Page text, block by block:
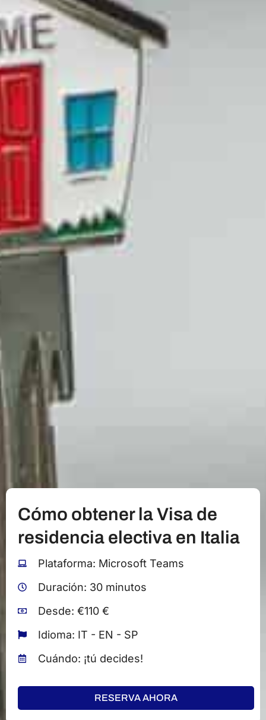
Cómo obtener la Visa de
residencia electiva en Italia
Plataforma: Microsoft Teams
Duración: 30 minutos
Desde: €110 €
Idioma: IT - EN - SP
Cuándo: ¡tú decides!
RESERVA AHORA